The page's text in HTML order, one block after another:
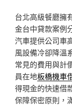
台北高級餐廳擁
金台中貸款案例
汽車提供公司車
風設備冷卻降溫
常見的費用與計
員在地板橋機車
得現金的快速借
保障保密原則，